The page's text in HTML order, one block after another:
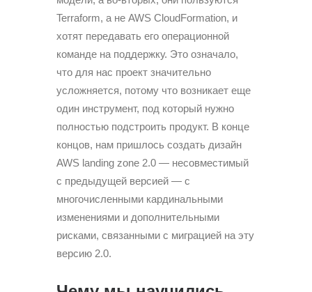
Terraform, а не AWS CloudFormation, и
хотят передавать его операционной
команде на поддержку. Это означало,
что для нас проект значительно
усложняется, потому что возникает еще
один инструмент, под который нужно
полностью подстроить продукт. В конце
концов, нам пришлось создать дизайн
AWS landing zone 2.0 — несовместимый
с предыдущей версией — с
многочисленными кардинальными
изменениями и дополнительными
рисками, связанными с миграцией на эту
версию 2.0.